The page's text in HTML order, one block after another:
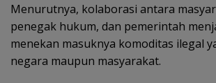
Menurutnya, kolaborasi antara
penegak hukum, dan pemerintah
menekan masuknya komoditas ilegal
negara maupun masyarakat.